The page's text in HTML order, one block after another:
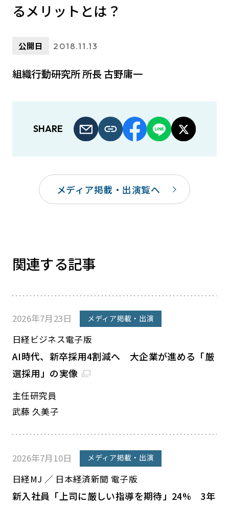
るメリットとは？
公開日 2018.11.13
組織行動研究所 所長 古野庸一
SHARE
メディア掲載・出演覧へ
関連する記事
2026年7月23日 メディア掲載・出演
日経ビジネス電子版
AI時代、新卒採用4割減へ 大企業が進める「厳
選採用」の実像
主任研究員
武藤 久美子
2026年7月10日 メディア掲載・出演
日経MJ ／ 日本経済新聞 電子版
新入社員「上司に厳しい指導を期待」24% 3年